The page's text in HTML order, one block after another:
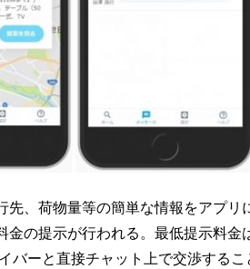
先、荷物量等の簡単な情報をアプリ
金の提示が行われる。最低提示料
バーと直接チャット上で交渉するこ